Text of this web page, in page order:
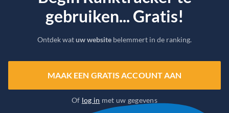
gebruiken... Gratis!
Ontdek watuw website belemmert in de ranking.
MAAK EEN GRATIS ACCOUNT AAN
Of log in met uw gegevens